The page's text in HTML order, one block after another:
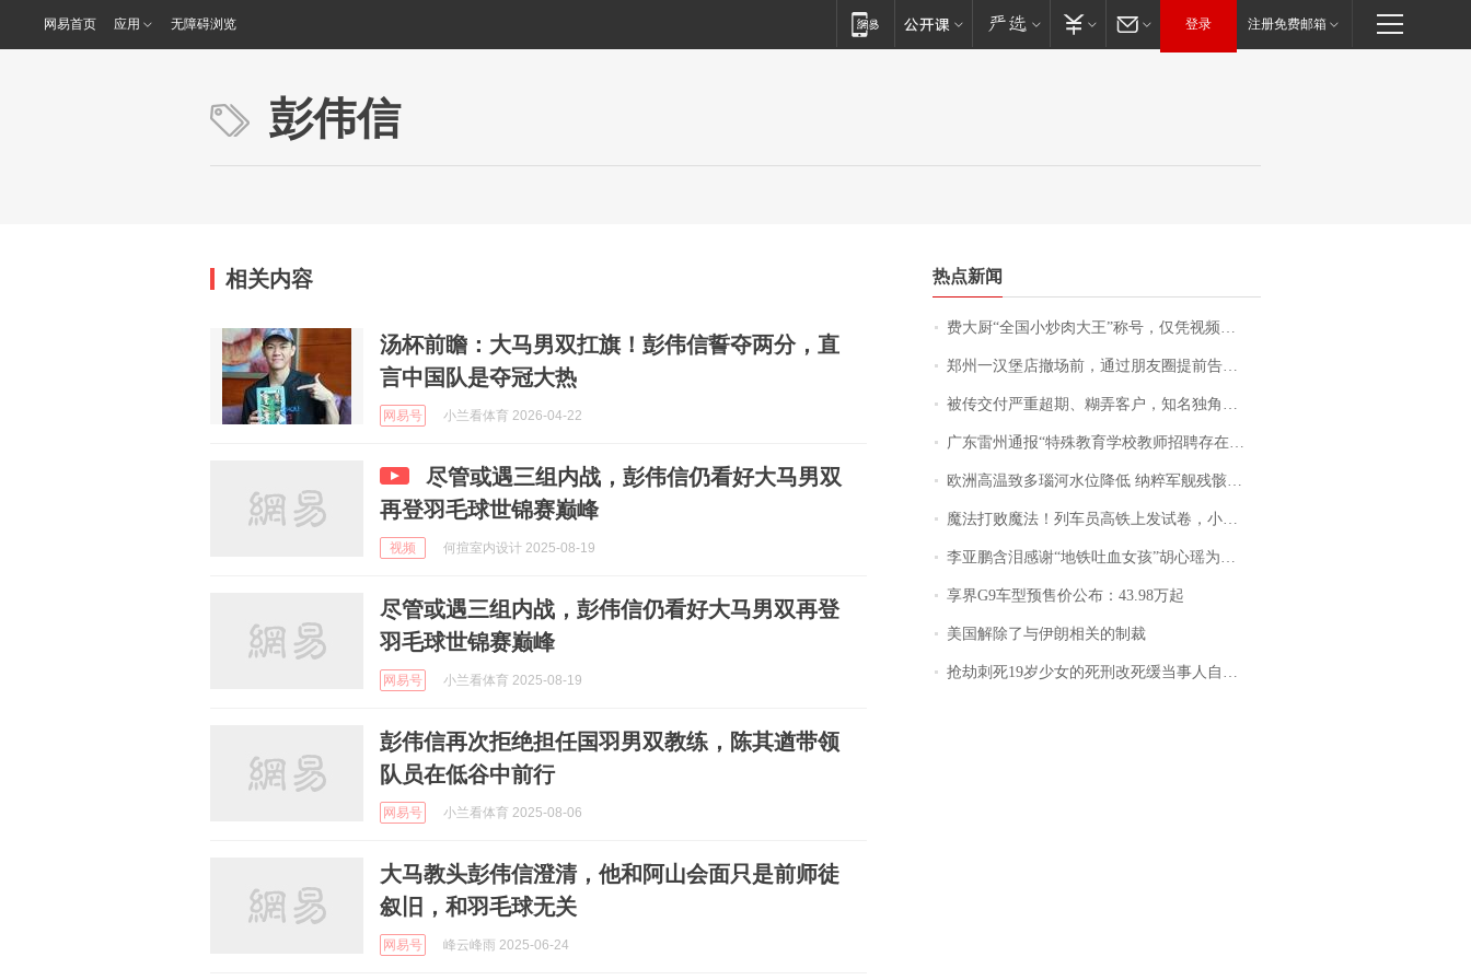
网易首页 应用 无障碍浏览 登录 注册免费邮箱
彭伟信
相关内容
汤杯前瞻：大马男双扛旗！彭伟信誓夺两分，直
言中国队是夺冠大热
网易号 小兰看体育 2026-04-22
尽管或遇三组内战，彭伟信仍看好大马男双
再登羽毛球世锦赛巅峰
视频 何揎室内设计 2025-08-19
尽管或遇三组内战，彭伟信仍看好大马男双再登
羽毛球世锦赛巅峰
网易号 小兰看体育 2025-08-19
彭伟信再次拒绝担任国羽男双教练，陈其遒带领
队员在低谷中前行
网易号 小兰看体育 2025-08-06
大马教头彭伟信澄清，他和阿山会面只是前师徒
叙旧，和羽毛球无关
网易号 峰云峰雨 2025-06-24
热点新闻
费大厨“全国小炒肉大王”称号，仅凭视频评出？中国烹饪协会回应
郑州一汉堡店撤场前，通过朋友圈提前告知逐一退费，有顾客仅剩1元也全被退回，分文不少；顾客：言而有信，让人感动
被传交付严重超期、糊弄客户，知名独角兽车企创始人回应：都没证据，将依法采取措施，“本人长期与美国交管局保持沟通，对方表示肯定”
广东雷州通报“特殊教育学校教师招聘存在违规行为”：已启动问责程序 副校长被停职
欧洲高温致多瑙河水位降低 纳粹军舰残骸重见天日
魔法打败魔法！列车员高铁上发试卷，小朋友一秒静音，12306回应：列车员个人行为，不是铁路规定
李亚鹏含泪感谢“地铁吐血女孩”胡心瑶为嫣然天使捐99999元：这份捐赠太沉重，尊重其捐赠意愿，个人向胡心瑶和她的病友之家各捐赠99999元
享界G9车型预售价公布：43.98万起
美国解除了与伊朗相关的制裁
抢劫刺死19岁少女的死刑改死缓当事人自述：出狱11年间始终刻意躲避被害人家属